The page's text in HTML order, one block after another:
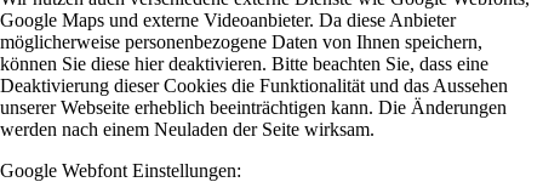
Google Maps und externe Videoanbieter. Da diese Anbieter
möglicherweise personenbezogene Daten von Ihnen speichern,
können Sie diese hier deaktivieren. Bitte beachten Sie, dass eine
Deaktivierung dieser Cookies die Funktionalität und das Aussehen
unserer Webseite erheblich beeinträchtigen kann. Die Änderungen
werden nach einem Neuladen der Seite wirksam.
Google Webfont Einstellungen: